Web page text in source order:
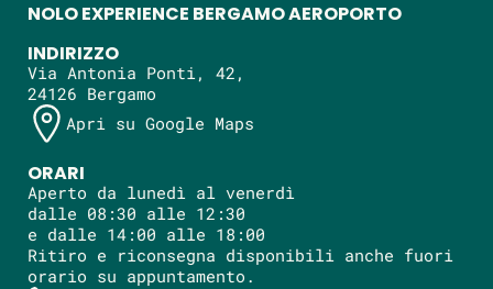
NOLO EXPERIENCE BERGAMO AEROPORTO
INDIRIZZO
Via Antonia Ponti, 42,
24126 Bergamo
Apri su Google Maps
ORARI
Aperto da lunedì al venerdì
dalle 08:30 alle 12:30
e dalle 14:00 alle 18:00
Ritiro e riconsegna disponibili anche fuori
orario su appuntamento.